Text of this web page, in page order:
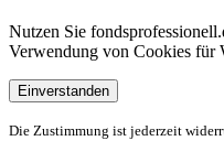
Nutzen Sie
Verwendung von Cookies für
Einverstanden
Die Zustimmung ist jederzeit